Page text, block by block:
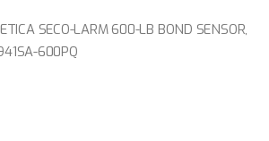
SECO-LARM 600-LB BOND SENSOR,
600PQ